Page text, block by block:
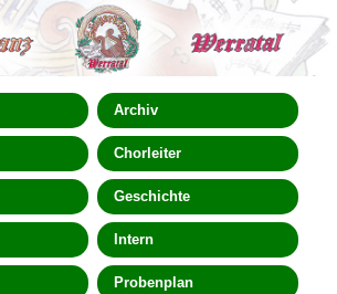
Archiv
Chorleiter
Geschichte
Intern
Probenplan